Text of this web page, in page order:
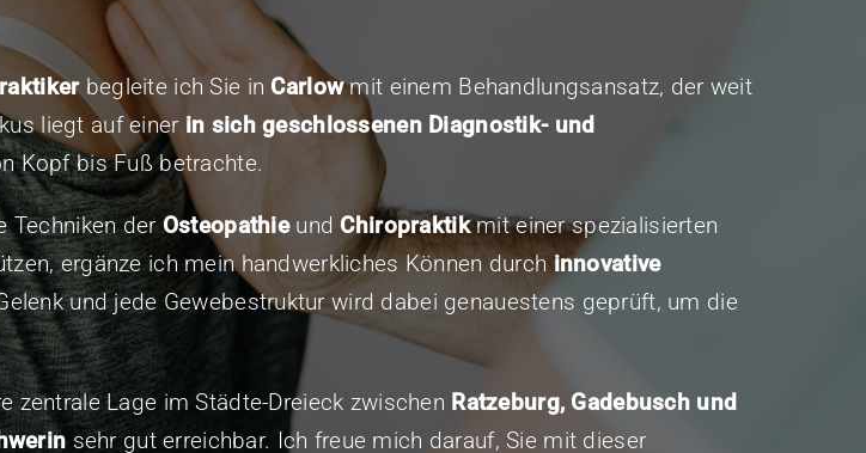
begleite ich Sie in Carlowmit einem Behandlungsansatz, der weit
liegt auf einer in sich geschlossenen Diagnostik- und
Kopf bis Fuß betrachte.
Techniken derOsteopathieund Chiropraktikmit einer spezialisierten
ergänze ich mein handwerkliches Können durch innovative
und jede Gewebestruktur wird dabei genauestens geprüft, um die
zentrale Lage im Städte-Dreieck zwischen Ratzeburg, Gadebusch und
sehr gut erreichbar. Ich freue mich darauf, Sie mit dieser